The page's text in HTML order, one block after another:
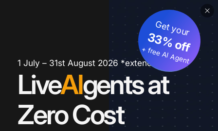
1 July – 31st August 2026 *extended
LiveAIgents at
Zero Cost
Get your
33% off
+ free AI Agent